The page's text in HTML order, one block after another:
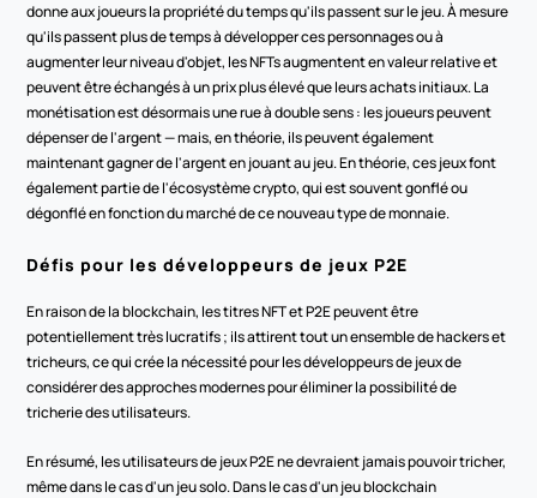
donne aux joueurs la propriété du temps qu'ils passent sur le jeu. À mesure
qu'ils passent plus de temps à développer ces personnages ou à
augmenter leur niveau d'objet, les NFTs augmentent en valeur relative et
peuvent être échangés à un prix plus élevé que leurs achats initiaux. La
monétisation est désormais une rue à double sens : les joueurs peuvent
dépenser de l'argent — mais, en théorie, ils peuvent également
maintenant gagner de l'argent en jouant au jeu. En théorie, ces jeux font
également partie de l'écosystème crypto, qui est souvent gonflé ou
dégonflé en fonction du marché de ce nouveau type de monnaie.
Défis pour les développeurs de jeux P2E
En raison de la blockchain, les titres NFT et P2E peuvent être
potentiellement très lucratifs ; ils attirent tout un ensemble de hackers et
tricheurs, ce qui crée la nécessité pour les développeurs de jeux de
considérer des approches modernes pour éliminer la possibilité de
tricherie des utilisateurs.
En résumé, les utilisateurs de jeux P2E ne devraient jamais pouvoir tricher,
même dans le cas d'un jeu solo. Dans le cas d'un jeu blockchain